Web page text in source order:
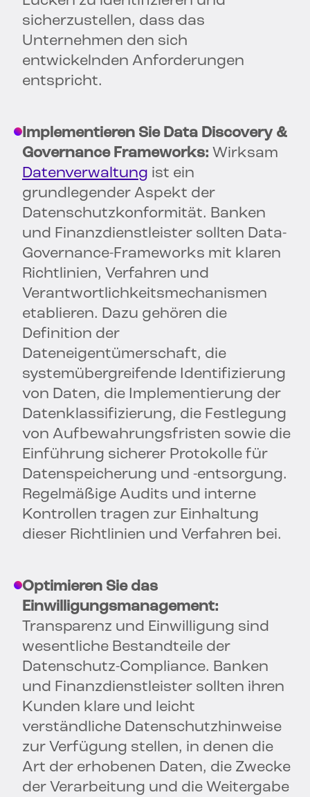
sicherzustellen, dass das
Unternehmen den sich
entwickelnden Anforderungen
entspricht.
Implementieren Sie Data Discovery &
Governance Frameworks: Wirksam
Datenverwaltung ist ein
grundlegender Aspekt der
Datenschutzkonformität. Banken
und Finanzdienstleister sollten Data-
Governance-Frameworks mit klaren
Richtlinien, Verfahren und
Verantwortlichkeitsmechanismen
etablieren. Dazu gehören die
Definition der
Dateneigentümerschaft, die
systemübergreifende Identifizierung
von Daten, die Implementierung der
Datenklassifizierung, die Festlegung
von Aufbewahrungsfristen sowie die
Einführung sicherer Protokolle für
Datenspeicherung und -entsorgung.
Regelmäßige Audits und interne
Kontrollen tragen zur Einhaltung
dieser Richtlinien und Verfahren bei.
Optimieren Sie das
Einwilligungsmanagement:
Transparenz und Einwilligung sind
wesentliche Bestandteile der
Datenschutz-Compliance. Banken
und Finanzdienstleister sollten ihren
Kunden klare und leicht
verständliche Datenschutzhinweise
zur Verfügung stellen, in denen die
Art der erhobenen Daten, die Zwecke
der Verarbeitung und die Weitergabe